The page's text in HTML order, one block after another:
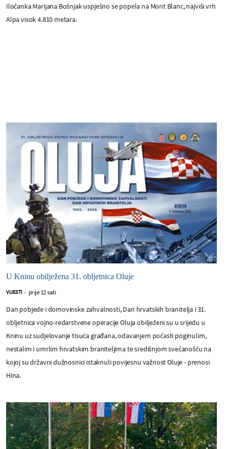
Iločanka Marijana Bošnjak uspješno se popela na Mont Blanc, najviši vrh
Alpa visok 4.810 metara.
U Kninu obilježena 31. obljetnica Oluje
VIJESTI - prije 12 sati
Dan pobjede i domovinske zahvalnosti, Dan hrvatskih branitelja i 31.
obljetnica vojno-redarstvene operacije Oluja obilježeni su u srijedu u
Kninu uz sudjelovanje tisuća građana, odavanjem počasti poginulim,
nestalim i umrlim hrvatskim braniteljima te središnjom svečanošću na
kojoj su državni dužnosnici istaknuli povijesnu važnost Oluje - prenosi
Hina.